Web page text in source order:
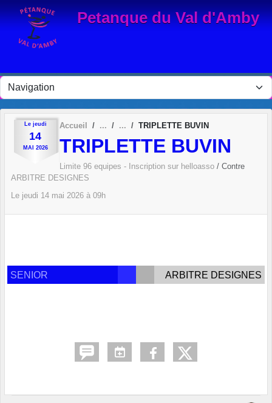
Petanque du Val d'Amby
Le jeudi
14
MAI 2026
Accueil TRIPLETTE BUVIN
TRIPLETTE BUVIN
Limite 96 equipes - Inscription sur helloasso / Contre
ARBITRE DESIGNES
Le jeudi 14 mai 2026 à 09h
SENIOR ARBITRE DESIGNES
Panneau de gestion des cookies